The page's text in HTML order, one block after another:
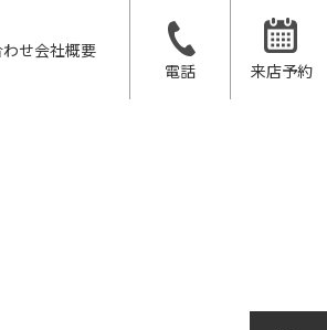
せ会社概要
電話
来店予約